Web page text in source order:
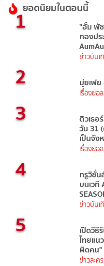
ยอดนิยมในตอนนี้
1 "อั้ม พั
ทองป
ข่าวบันเ
2 มุ่ยเฟย
เรื่องย่อ
3 ติวเธอ
วัน 31
เป็นจัง
เรื่องย่อ
4 ทรูวิชั่น
บนเวที
ข่าวบันเ
5 เปิดวิธี
ไทยแน
ผิดคน"
ข่าวละคร